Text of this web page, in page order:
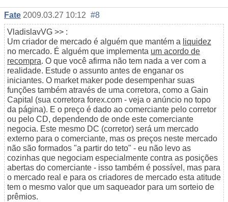
Fate 2009.03.27 10:12 #8
VladislavVG >> :
Um criador de mercado é alguém que mantém a liquidez
no mercado. É alguém que implementa um acordo de
recompra. O que você afirma não tem nada a ver com a
realidade. Estude o assunto antes de enganar os
iniciantes. O market maker pode desempenhar suas
funções também através de uma corretora, como a Gain
Capital (sua corretora forex.com - veja o anúncio no topo
da página). E o preço é dado ao comerciante pelo corretor
ou pelo CD, dependendo de onde este comerciante
negocia. Este mesmo DC (corretor) será um mercado
externo para o comerciante, mas os preços neste mercado
não são formados "a partir do teto" - eu não levo as
cozinhas que negociam especialmente contra as posições
abertas do comerciante - isso também é possível, mas para
o mercado real e para os criadores de mercado esta atitude
tem o mesmo valor que um saqueador para um sorteio de
prêmios.